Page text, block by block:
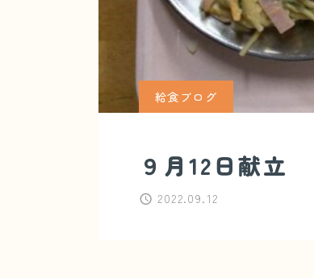
給食ブログ
９月12日献立
2022.09.12